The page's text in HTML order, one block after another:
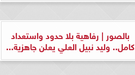
بالصور | رفاهية بلا حدود واستعداد
كامل.. وليد نبيل العلي يعلن جاهزية...